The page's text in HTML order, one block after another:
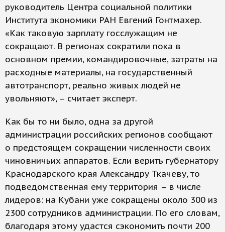
руководитель Центра социальной политики
Института экономики РАН Евгений Гонтмахер.
«Как таковую зарплату госслужащим не
сокращают. В регионах сократили пока в
основном премии, командировочные, затраты на
расходные материалы, на государственный
автотранспорт, реально живых людей не
увольняют», – считает эксперт.
Как бы то ни было, одна за другой
администрации российских регионов сообщают
о предстоящем сокращении численности своих
чиновничьих аппаратов. Если верить губернатору
Краснодарского края Александру Ткачеву, то
подведомственная ему территория – в числе
лидеров: на Кубани уже сокращены около 300 из
2300 сотрудников администрации. По его словам,
благодаря этому удастся сэкономить почти 200